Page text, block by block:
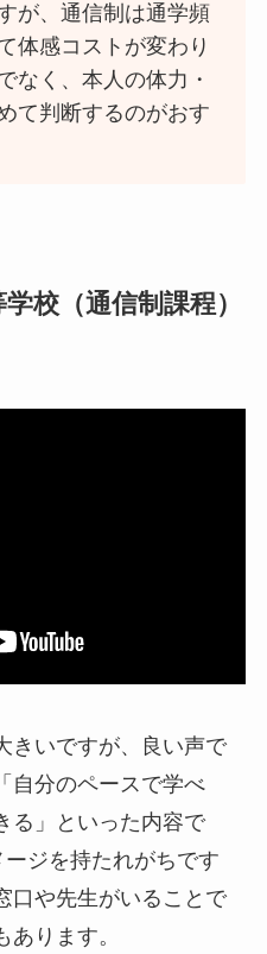
が、通信制は通学頻
体感コストが変わり
なく、本人の体力・
て判断するのがおす
校（通信制課程）
きいですが、良い声で
自分のペースで学べ
る」といった内容で
ージを持たれがちです
口や先生がいることで
ります。